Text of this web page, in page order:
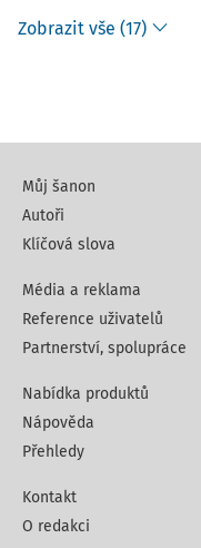
Zobrazit vše (17)
Můj šanon
Autoři
Klíčová slova
Média a reklama
Reference uživatelů
Partnerství, spolupráce
Nabídka produktů
Nápověda
Přehledy
Kontakt
O redakci